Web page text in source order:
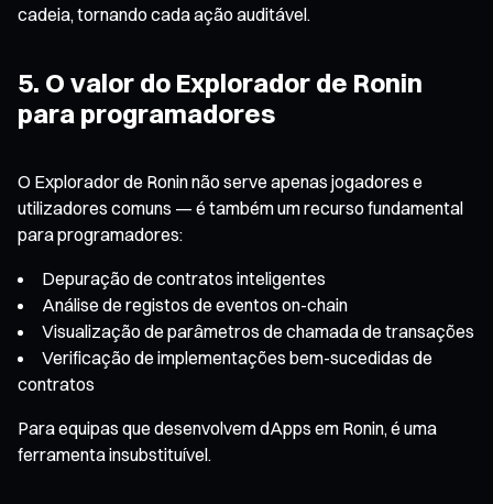
cadeia, tornando cada ação auditável.
5. O valor do Explorador de Ronin
para programadores
O Explorador de Ronin não serve apenas jogadores e
utilizadores comuns — é também um recurso fundamental
para programadores:
Depuração de contratos inteligentes
Análise de registos de eventos on-chain
Visualização de parâmetros de chamada de transações
Verificação de implementações bem-sucedidas de
contratos
Para equipas que desenvolvem dApps em Ronin, é uma
ferramenta insubstituível.